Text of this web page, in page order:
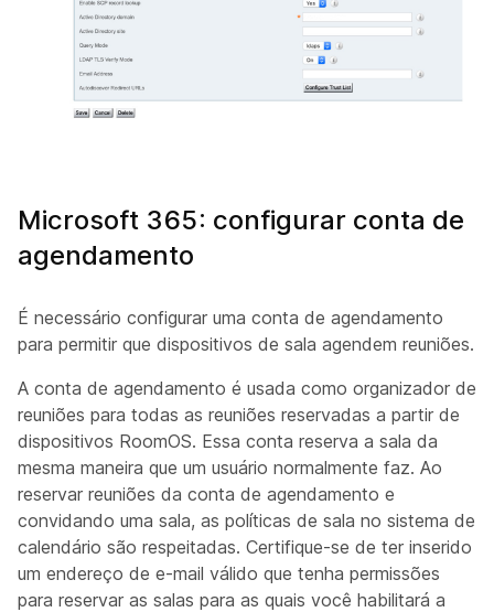
Microsoft 365: configurar conta de
agendamento
É necessário configurar uma conta de agendamento
para permitir que dispositivos de sala agendem reuniões.
A conta de agendamento é usada como organizador de
reuniões para todas as reuniões reservadas a partir de
dispositivos RoomOS. Essa conta reserva a sala da
mesma maneira que um usuário normalmente faz. Ao
reservar reuniões da conta de agendamento e
convidando uma sala, as políticas de sala no sistema de
calendário são respeitadas. Certifique-se de ter inserido
um endereço de e-mail válido que tenha permissões
para reservar as salas para as quais você habilitará a